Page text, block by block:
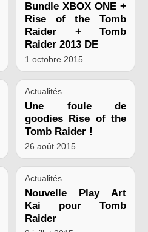
Bundle XBOX ONE +
Rise of the Tomb
Raider + Tomb
Raider 2013 DE
1 octobre 2015
Actualités
Une foule de
goodies Rise of the
Tomb Raider !
26 août 2015
Actualités
Nouvelle Play Art
Kai pour Tomb
Raider